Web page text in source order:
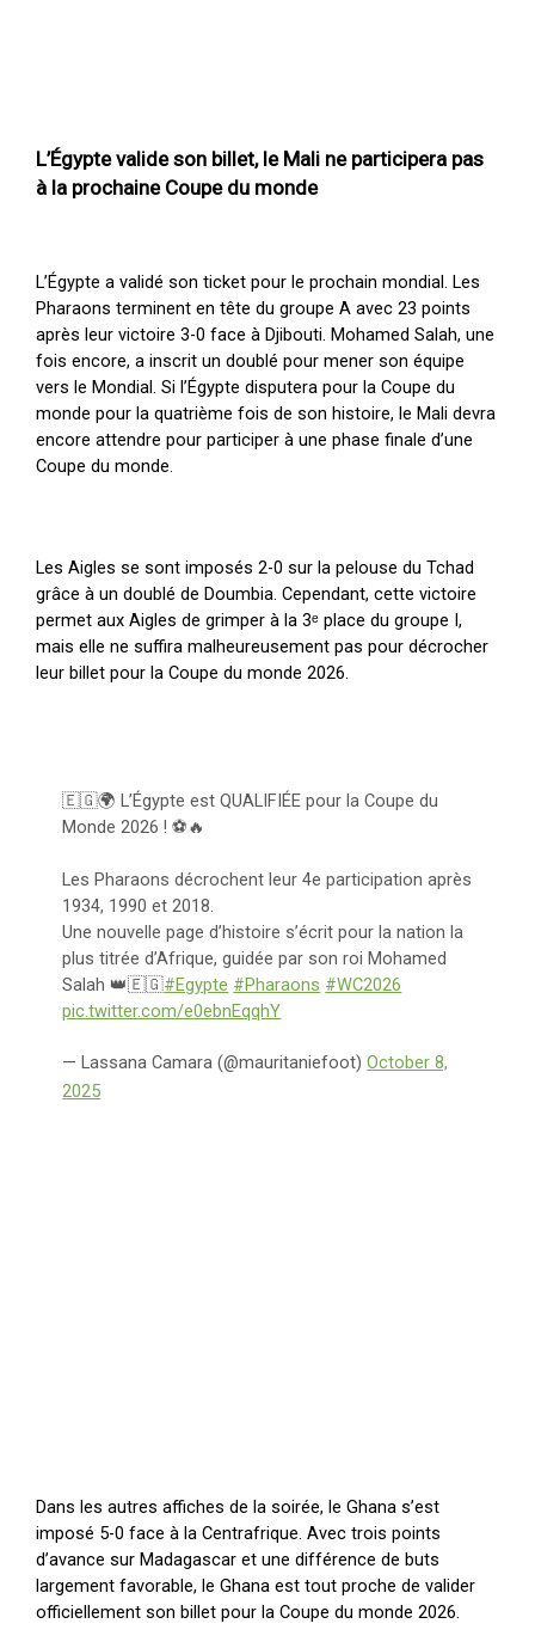
L’Égypte valide son billet, le Mali ne participera pas
à la prochaine Coupe du monde
L’Égypte a validé son ticket pour le prochain mondial. Les
Pharaons terminent en tête du groupe A avec 23 points
après leur victoire 3-0 face à Djibouti. Mohamed Salah, une
fois encore, a inscrit un doublé pour mener son équipe
vers le Mondial. Si l’Égypte disputera pour la Coupe du
monde pour la quatrième fois de son histoire, le Mali devra
encore attendre pour participer à une phase finale d’une
Coupe du monde.
Les Aigles se sont imposés 2-0 sur la pelouse du Tchad
grâce à un doublé de Doumbia. Cependant, cette victoire
permet aux Aigles de grimper à la 3ᵉ place du groupe I,
mais elle ne suffira malheureusement pas pour décrocher
leur billet pour la Coupe du monde 2026.
🇪🇬🌍 L’Égypte est QUALIFIÉE pour la Coupe du
Monde 2026 ! ⚽️🔥
Les Pharaons décrochent leur 4e participation après
1934, 1990 et 2018.
Une nouvelle page d’histoire s’écrit pour la nation la
plus titrée d’Afrique, guidée par son roi Mohamed
Salah 👑🇪🇬#Egypte #Pharaons #WC2026
pic.twitter.com/e0ebnEqqhY
— Lassana Camara (@mauritaniefoot)October 8,
2025
Dans les autres affiches de la soirée, le Ghana s’est
imposé 5-0 face à la Centrafrique. Avec trois points
d’avance sur Madagascar et une différence de buts
largement favorable, le Ghana est tout proche de valider
officiellement son billet pour la Coupe du monde 2026.